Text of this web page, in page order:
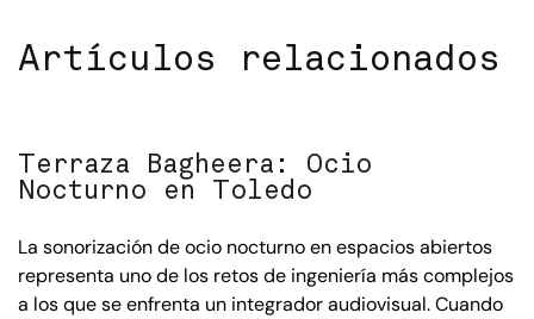
Artículos relacionados
Terraza Bagheera: Ocio
Nocturno en Toledo
La sonorización de ocio nocturno en espacios abiertos
representa uno de los retos de ingeniería más complejos
a los que se enfrenta un integrador audiovisual. Cuando